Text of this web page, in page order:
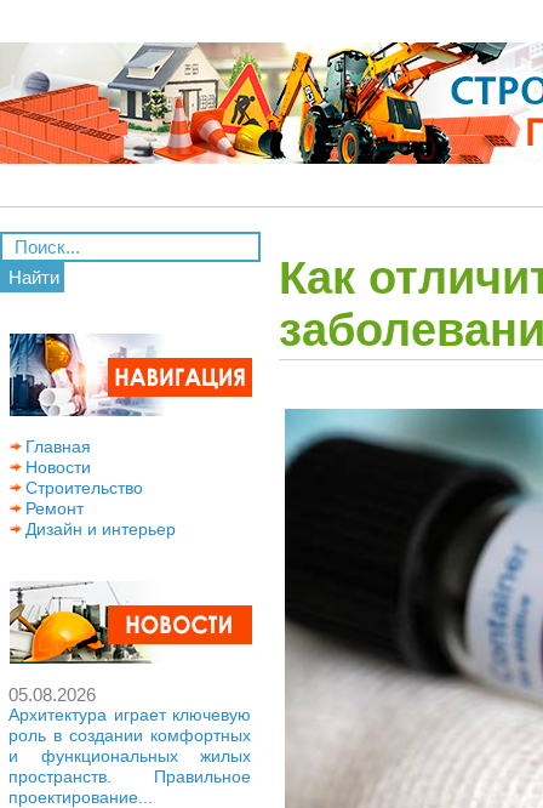
Найти
Главная
Новости
Строительство
Ремонт
Дизайн и интерьер
05.08.2026
Архитектура играет ключевую
роль в создании комфортных
и функциональных жилых
пространств. Правильное
проектирование...
Как